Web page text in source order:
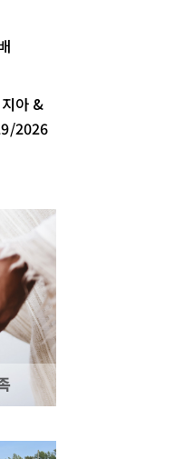
아 &
2026